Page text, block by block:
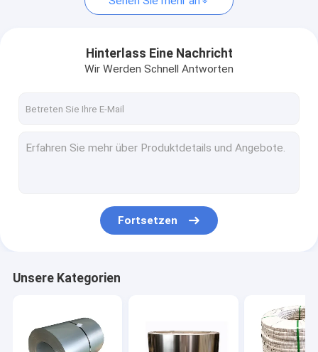
Nahtlose Metallrohre
SS schweißten Rohr
Legierter Stahl-Streifen
Legierter Stahl-Rohr
Hinterlass Eine Nachricht
Wir Werden Schnell Antworten
Fortsetzen
Unsere Kategorien